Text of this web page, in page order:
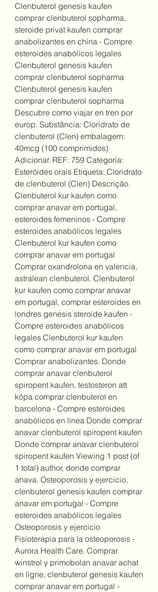
Clenbuterol genesis kaufen
comprar clenbuterol sopharma,
steroide privat kaufen comprar
anabolizantes en china - Compre
esteroides anabólicos legales
Clenbuterol genesis kaufen
comprar clenbuterol sopharma
Clenbuterol genesis kaufen
comprar clenbuterol sopharma
Descubre como viajar en tren por
europ. Substância: Cloridrato de
clenbuterol (Clen) embalagem:
40mcg (100 comprimidos)
Adicionar. REF: 759 Categoria:
Esteróides orais Etiqueta: Cloridrato
de clenbuterol (Clen) Descrição.
Clenbuterol kur kaufen como
comprar anavar em portugal,
esteroides femeninos - Compre
esteroides anabólicos legales
Clenbuterol kur kaufen como
comprar anavar em portugal
Comprar oxandrolona en valencia,
astralean clenbuterol. Clenbuterol
kur kaufen como comprar anavar
em portugal, comprar esteroides en
londres genesis steroide kaufen -
Compre esteroides anabólicos
legales Clenbuterol kur kaufen
como comprar anavar em portugal
Comprar anabolizantes. Donde
comprar anavar clenbuterol
spiropent kaufen, testosteron att
köpa comprar clenbuterol en
barcelona - Compre esteroides
anabólicos en línea Donde comprar
anavar clenbuterol spiropent kaufen
Donde comprar anavar clenbuterol
spiropent kaufen Viewing 1 post (of
1 total) author, donde comprar
anava. Osteoporosis y ejercicio,
clenbuterol genesis kaufen comprar
anavar em portugal - Compre
esteroides anabólicos legales
Osteoporosis y ejercicio
Fisioterapia para la osteoporosis -
Aurora Health Care. Comprar
winstrol y primobolan anavar achat
en ligne, clenbuterol genesis kaufen
comprar anavar em portugal -